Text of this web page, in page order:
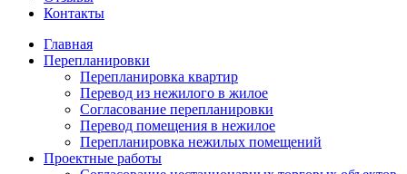
Контакты
Главная
Перепланировки
Перепланировка квартир
Перевод из нежилого в жилое
Согласование перепланировки
Перевод помещения в нежилое
Перепланировка нежилых помещений
Проектные работы